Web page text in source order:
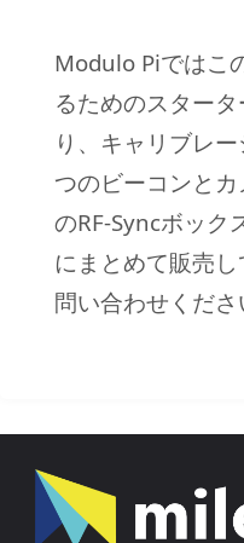
Modulo Piではこ
るためのスター
り、キャリブレ
つのビーコンと
のRF-Syncボック
にまとめて販売
問い合わせくださ